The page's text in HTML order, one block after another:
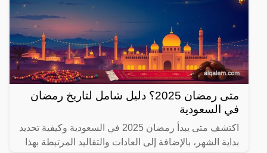
متى رمضان 2025؟ دليل شامل لتاريخ رمضان
في السعودية
اكتشف متى يبدأ رمضان 2025 في السعودية وكيفية تحديد
بداية الشهر، بالإضافة إلى العادات والتقاليد المرتبطة بهذا